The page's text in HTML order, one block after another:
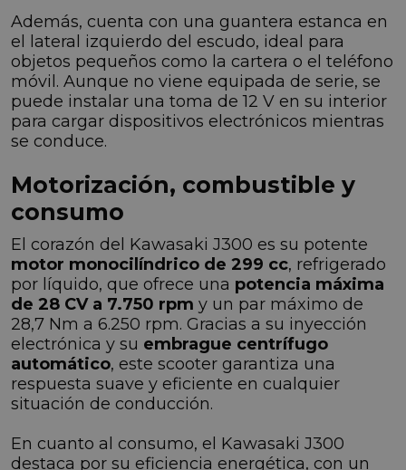
Además, cuenta con una guantera estanca en
el lateral izquierdo del escudo, ideal para
objetos pequeños como la cartera o el teléfono
móvil. Aunque no viene equipada de serie, se
puede instalar una toma de 12 V en su interior
para cargar dispositivos electrónicos mientras
se conduce.
Motorización, combustible y
consumo
El corazón del Kawasaki J300 es su potente
motor monocilíndrico de 299 cc, refrigerado
por líquido, que ofrece una potencia máxima
de 28 CV a 7.750 rpm y un par máximo de
28,7 Nm a 6.250 rpm. Gracias a su inyección
electrónica y su embrague centrífugo
automático, este scooter garantiza una
respuesta suave y eficiente en cualquier
situación de conducción.
En cuanto al consumo, el Kawasaki J300
destaca por su eficiencia energética, con un